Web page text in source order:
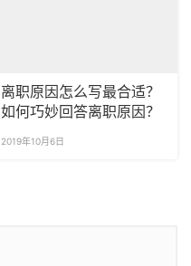
离职原因怎么写最合适？
如何巧妙回答离职原因？
2019年10月6日